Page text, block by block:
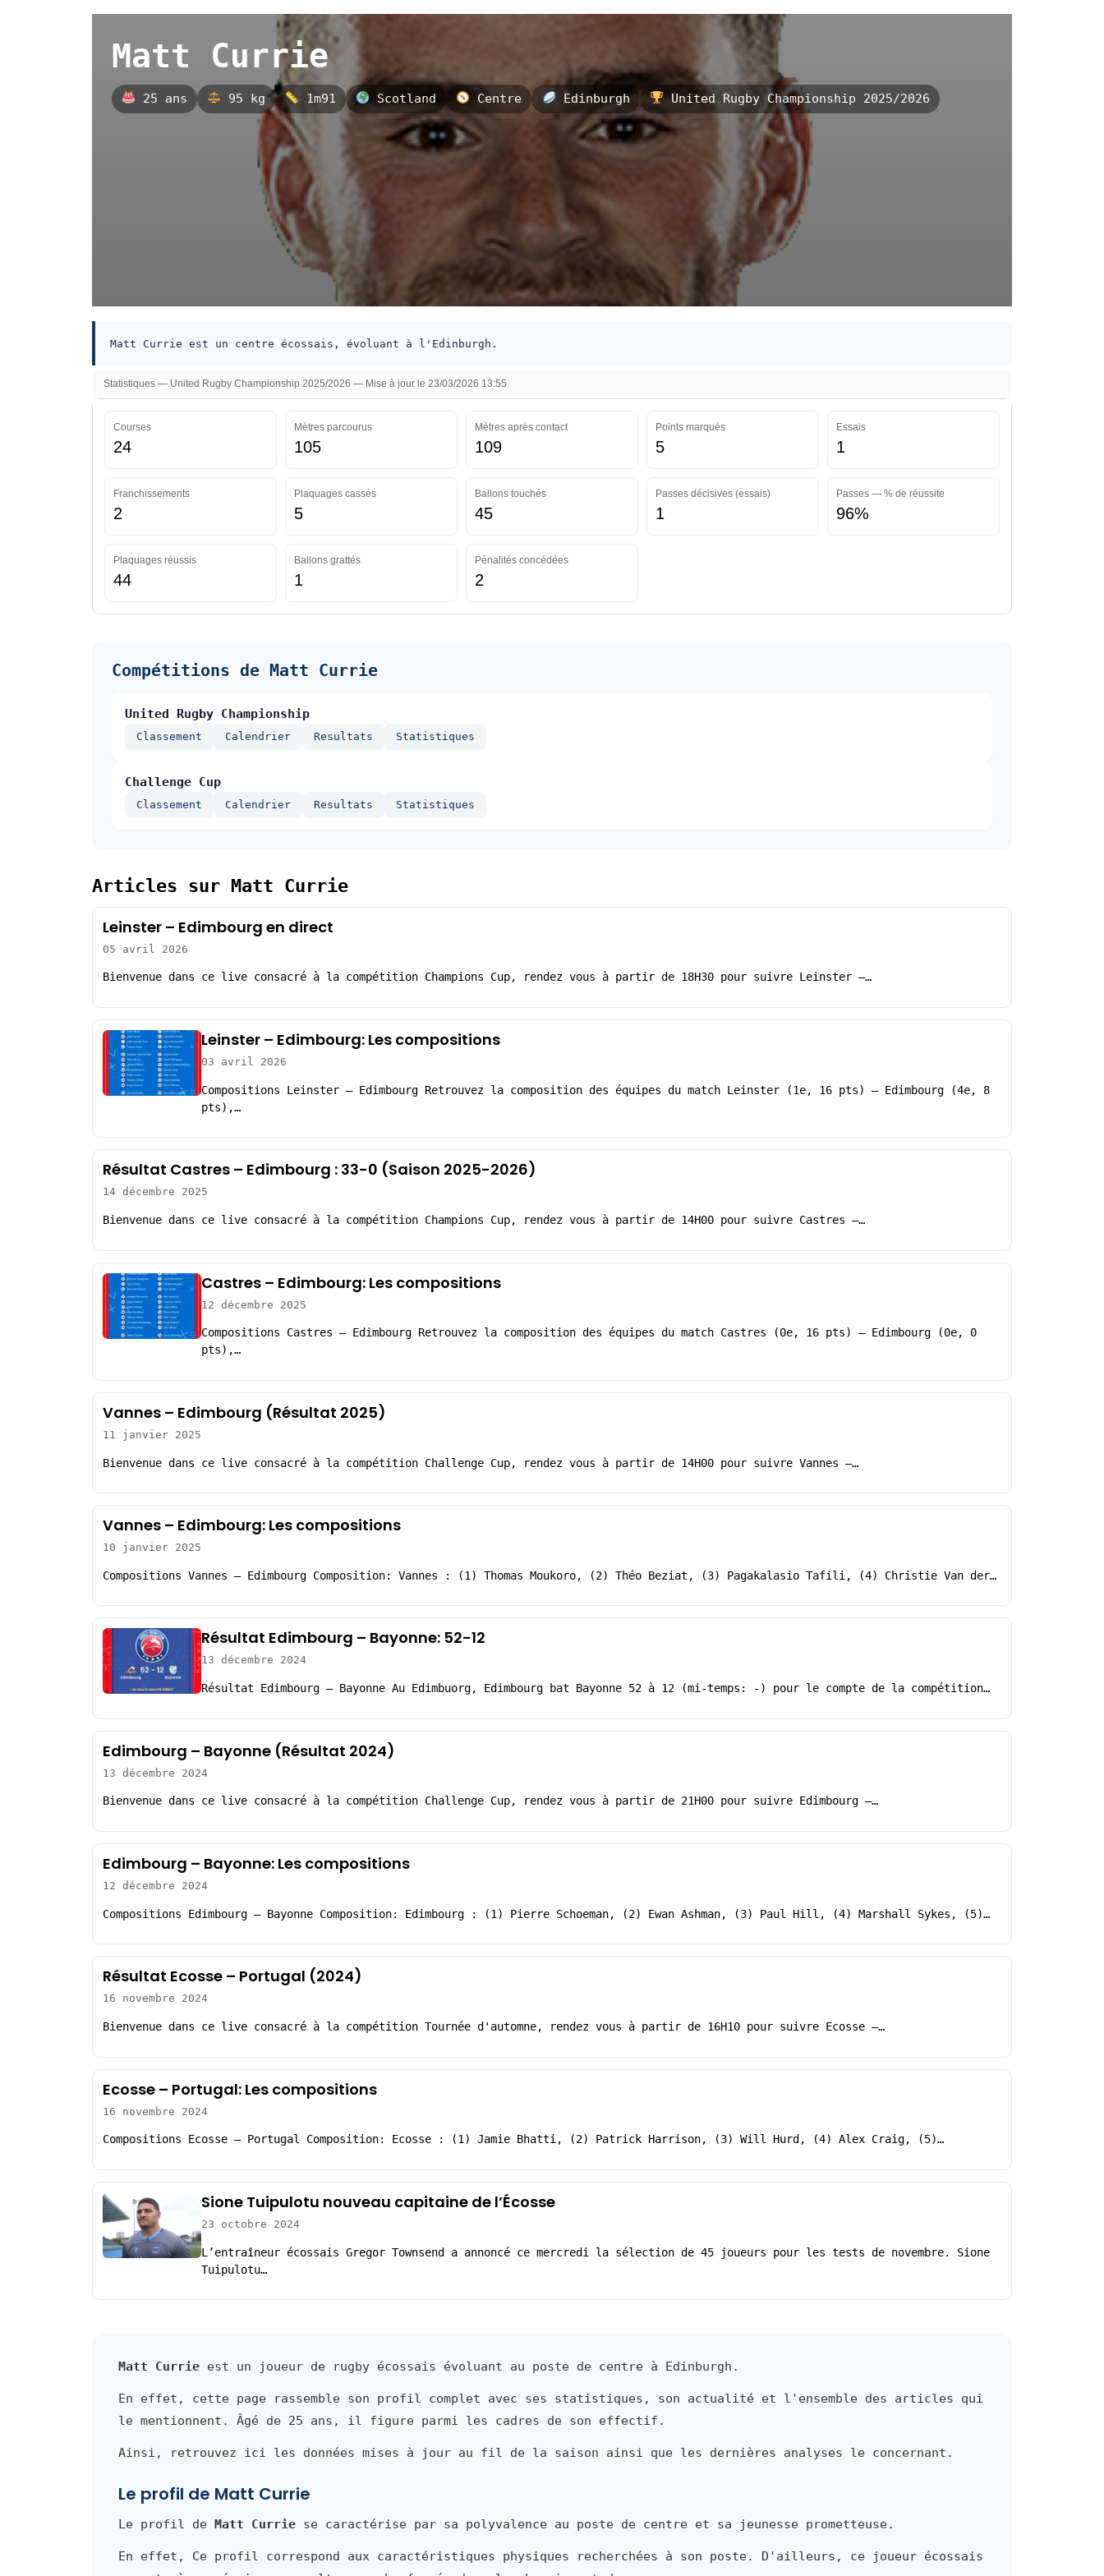
Matt Currie
25 ans 95 kg 1m91 Scotland Centre Edinburgh United Rugby Championship 2025/2026
Matt Currie est un centre écossais, évoluant à l'Edinburgh.
Statistiques — United Rugby Championship 2025/2026 — Mise à jour le 23/03/2026 13:55
Courses
24
Mètres parcourus
105
Mètres après contact
109
Points marqués
5
Essais
1
Franchissements
2
Plaquages cassés
5
Ballons touchés
45
Passes décisives (essais)
1
Passes — % de réussite
96%
Plaquages réussis
44
Ballons grattés
1
Pénalités concédées
2
Compétitions de Matt Currie
United Rugby Championship
Classement Calendrier Resultats Statistiques
Challenge Cup
Classement Calendrier Resultats Statistiques
Articles sur Matt Currie
Leinster – Edimbourg en direct
05 avril 2026
Bienvenue dans ce live consacré à la compétition Champions Cup, rendez vous à partir de 18H30 pour suivre Leinster –…
Leinster – Edimbourg: Les compositions
03 avril 2026
Compositions Leinster – Edimbourg Retrouvez la composition des équipes du match Leinster (1e, 16 pts) – Edimbourg (4e, 8
pts),…
Résultat Castres – Edimbourg : 33-0 (Saison 2025-2026)
14 décembre 2025
Bienvenue dans ce live consacré à la compétition Champions Cup, rendez vous à partir de 14H00 pour suivre Castres –…
Castres – Edimbourg: Les compositions
12 décembre 2025
Compositions Castres – Edimbourg Retrouvez la composition des équipes du match Castres (0e, 16 pts) – Edimbourg (0e, 0
pts),…
Vannes – Edimbourg (Résultat 2025)
11 janvier 2025
Bienvenue dans ce live consacré à la compétition Challenge Cup, rendez vous à partir de 14H00 pour suivre Vannes –…
Vannes – Edimbourg: Les compositions
10 janvier 2025
Compositions Vannes – Edimbourg Composition: Vannes : (1) Thomas Moukoro, (2) Théo Beziat, (3) Pagakalasio Tafili, (4) Christie Van der…
Résultat Edimbourg – Bayonne: 52-12
13 décembre 2024
Résultat Edimbourg – Bayonne Au Edimbuorg, Edimbourg bat Bayonne 52 à 12 (mi-temps: -) pour le compte de la compétition…
Edimbourg – Bayonne (Résultat 2024)
13 décembre 2024
Bienvenue dans ce live consacré à la compétition Challenge Cup, rendez vous à partir de 21H00 pour suivre Edimbourg –…
Edimbourg – Bayonne: Les compositions
12 décembre 2024
Compositions Edimbourg – Bayonne Composition: Edimbourg : (1) Pierre Schoeman, (2) Ewan Ashman, (3) Paul Hill, (4) Marshall Sykes, (5)…
Résultat Ecosse – Portugal (2024)
16 novembre 2024
Bienvenue dans ce live consacré à la compétition Tournée d'automne, rendez vous à partir de 16H10 pour suivre Ecosse –…
Ecosse – Portugal: Les compositions
16 novembre 2024
Compositions Ecosse – Portugal Composition: Ecosse : (1) Jamie Bhatti, (2) Patrick Harrison, (3) Will Hurd, (4) Alex Craig, (5)…
Sione Tuipulotu nouveau capitaine de l’Écosse
23 octobre 2024
L’entraîneur écossais Gregor Townsend a annoncé ce mercredi la sélection de 45 joueurs pour les tests de novembre. Sione
Tuipulotu…
Matt Currie est un joueur de rugby écossais évoluant au poste de centre à Edinburgh.
En effet, cette page rassemble son profil complet avec ses statistiques, son actualité et l'ensemble des articles qui
le mentionnent. Âgé de 25 ans, il figure parmi les cadres de son effectif.
Ainsi, retrouvez ici les données mises à jour au fil de la saison ainsi que les dernières analyses le concernant.
Le profil de Matt Currie
Le profil de Matt Currie se caractérise par sa polyvalence au poste de centre et sa jeunesse prometteuse.
En effet, Ce profil correspond aux caractéristiques physiques recherchées à son poste. D'ailleurs, ce joueur écossais